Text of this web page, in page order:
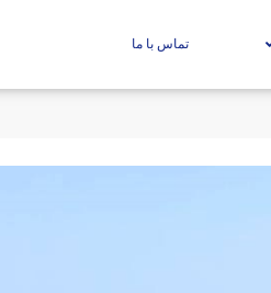
تماس با ما